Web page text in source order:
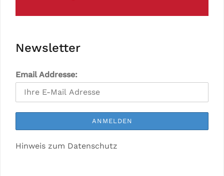
Newsletter
Email Addresse:
Hinweis zum Datenschutz